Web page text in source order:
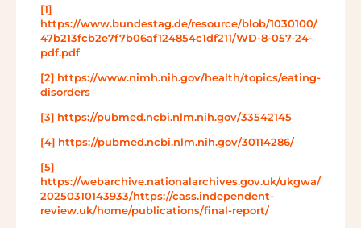
[1]
https://www.bundestag.de/resource/blob/1030100/
47b213fcb2e7f7b06af124854c1df211/WD-8-057-24-
pdf.pdf
[2] https://www.nimh.nih.gov/health/topics/eating-
disorders
[3] https://pubmed.ncbi.nlm.nih.gov/33542145
[4] https://pubmed.ncbi.nlm.nih.gov/30114286/
[5]
https://webarchive.nationalarchives.gov.uk/ukgwa/
20250310143933/https://cass.independent-
review.uk/home/publications/final-report/